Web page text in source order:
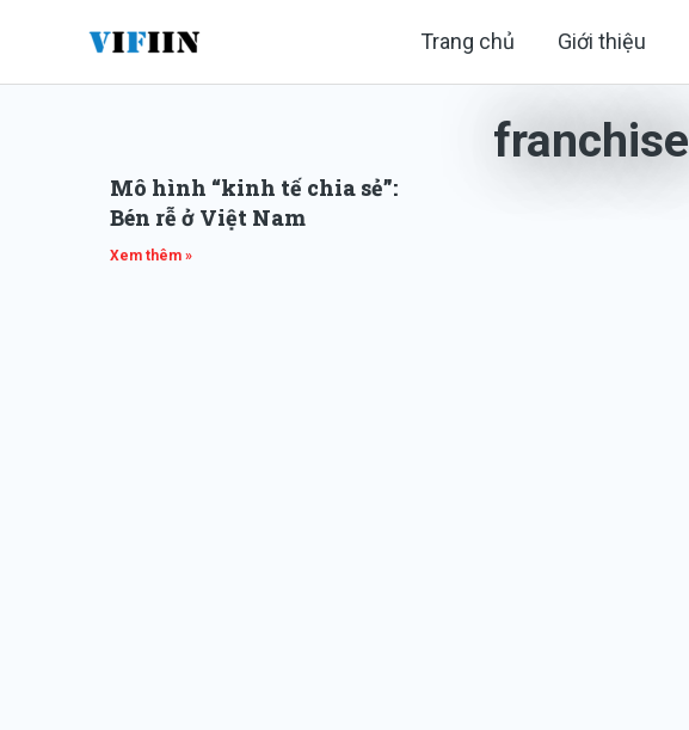
Trang chủ Giới thiệu
franchise
Mô hình “kinh tế chia sẻ”:
Bén rễ ở Việt Nam
Xem thêm »